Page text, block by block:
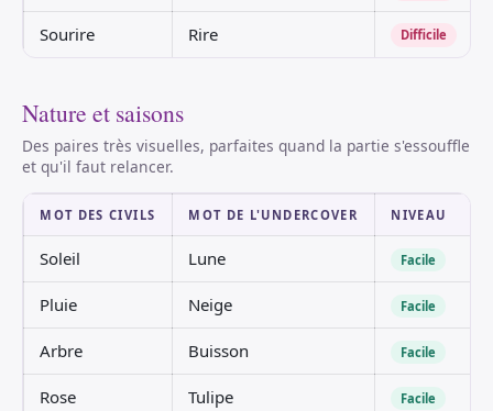
Sourire Rire Difficile
Nature et saisons
Des paires très visuelles, parfaites quand la partie s'essouffle
et qu'il faut relancer.
MOT DES CIVILS MOT DE L'UNDERCOVER NIVEAU
Soleil Lune Facile
Pluie Neige Facile
Arbre Buisson Facile
Rose Tulipe Facile